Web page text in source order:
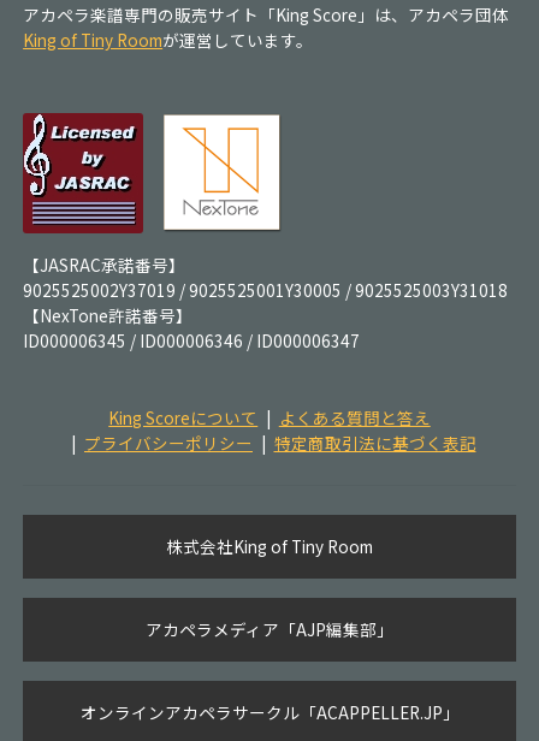
アカペラ楽譜専門の販売サイト「King Score」は、アカペラ団体
King of Tiny Roomが運営しています。
【JASRAC承諾番号】
9025525002Y37019 / 9025525001Y30005 / 9025525003Y31018
【NexTone許諾番号】
ID000006345 / ID000006346 / ID000006347
King Scoreについて
よくある質問と答え
プライバシーポリシー
特定商取引法に基づく表記
株式会社King of Tiny Room
アカペラメディア「AJP編集部」
オンラインアカペラサークル「ACAPPELLER.JP」